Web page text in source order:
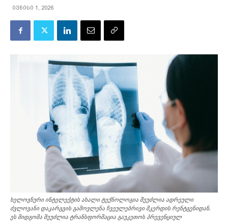
ივნისი 1, 2026
ხელოვნური ინტელექტის ახალი ტექნოლოგია შეუძლია ადრეული
ძვლოვანი დაკარგვის გამოვლენა ჩვეულებრივი მკერდის რენტგენიდან.
ეს მიდგომა შეუძლია ტრანსფორმაცია გაუკეთოს პრევენციულ